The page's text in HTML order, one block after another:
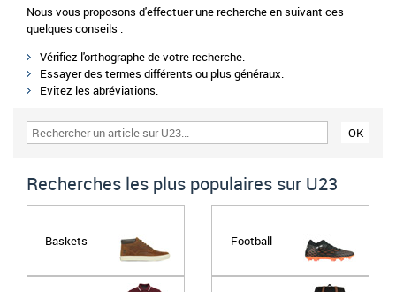
Nous vous proposons d'effectuer une recherche en suivant ces
quelques conseils :
Vérifiez l'orthographe de votre recherche.
Essayer des termes différents ou plus généraux.
Evitez les abréviations.
Recherches les plus populaires sur U23
Baskets Football